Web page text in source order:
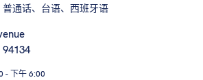
通话、台语、西班牙语
- 下午 6:00